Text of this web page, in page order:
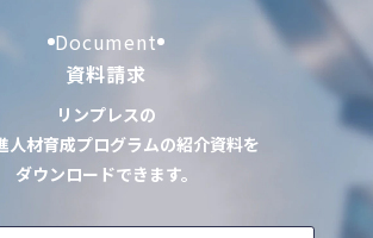
Document
資料請求
リンプレスの
人材育成プログラムの紹介資料を
ダウンロードできます。